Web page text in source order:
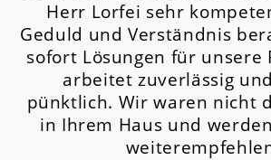
Herr Lorfei sehr
Geduld und Verständnis
sofort Lösungen für unsere
arbeitet zuverlässig
pünktlich. Wir waren nicht
in Ihrem Haus und